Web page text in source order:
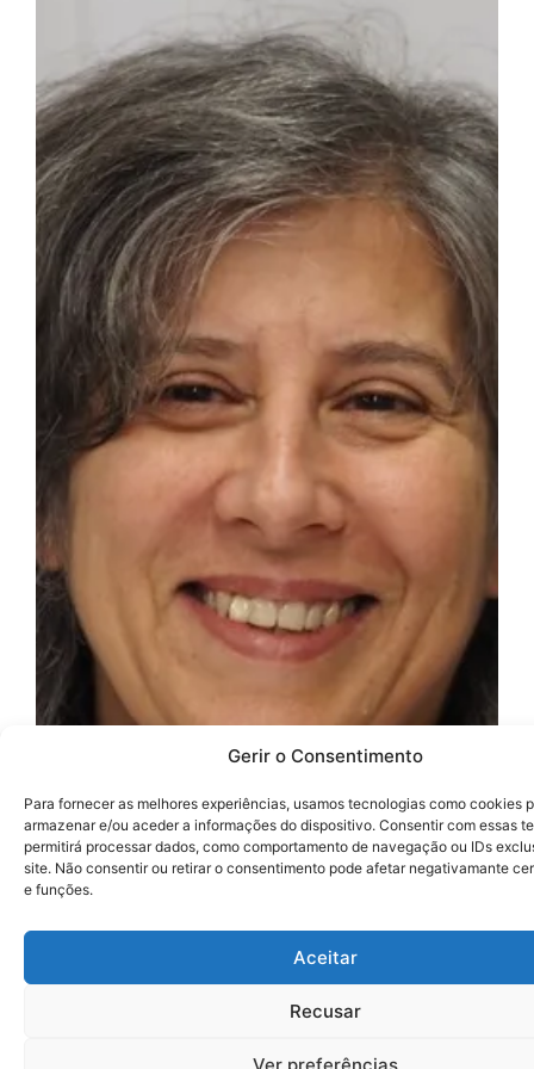
Gerir o Consentimento
Para fornecer as melhores experiências, usamos tecnologias como cookies
armazenar e/ou aceder a informações do dispositivo. Consentir com essas
permitirá processar dados, como comportamento de navegação ou IDs
site. Não consentir ou retirar o consentimento pode afetar negativamante
e funções.
Aceitar
Recusar
Ver preferências